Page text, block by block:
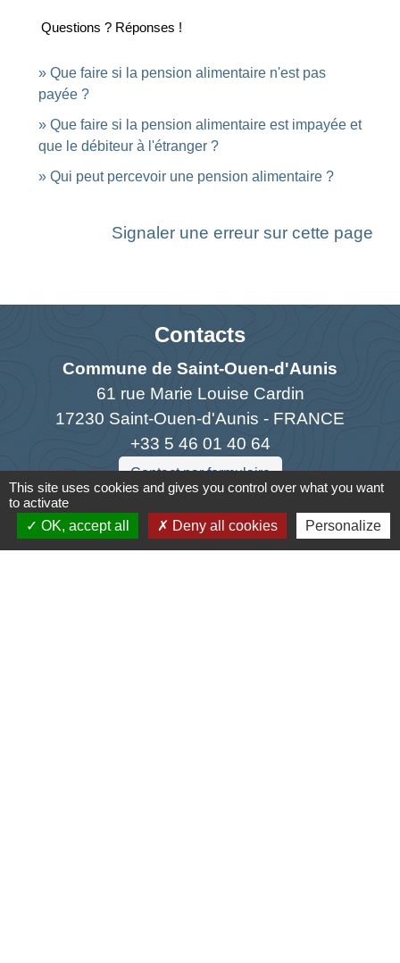
Questions ? Réponses !
Que faire si la pension alimentaire n'est pas
payée ?
Que faire si la pension alimentaire est impayée et
que le débiteur à l'étranger ?
Qui peut percevoir une pension alimentaire ?
Signaler une erreur sur cette page
Contacts
Commune de Saint-Ouen-d'Aunis
61 rue Marie Louise Cardin
17230 Saint-Ouen-d'Aunis - FRANCE
+33 5 46 01 40 64
Contact par formulaire
This site uses cookies and gives you control over what you want
to activate
OK, accept all
Deny all cookies Personalize